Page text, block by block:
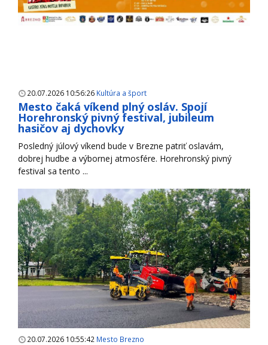
20.07.2026 10:56:26 Kultúra a šport
Mesto čaká víkend plný osláv. Spojí
Horehronský pivný festival, jubileum
hasičov aj dychovky
Posledný júlový víkend bude v Brezne patriť oslavám,
dobrej hudbe a výbornej atmosfére. Horehronský pivný
festival sa tento ...
20.07.2026 10:55:42 Mesto Brezno